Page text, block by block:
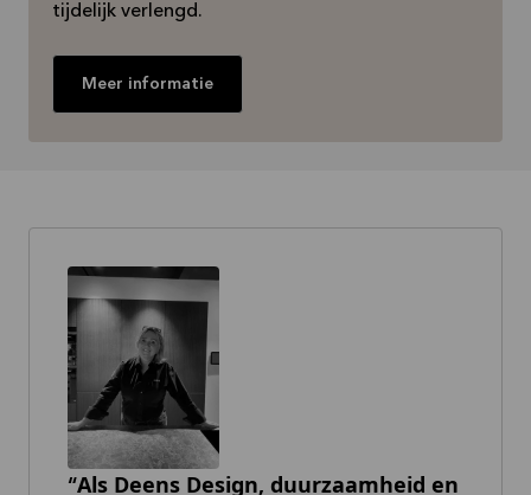
tijdelijk verlengd.
Meer informatie
Als Deens Design, duurzaamheid en